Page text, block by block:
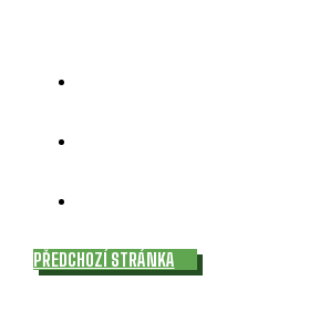
PŘEDCHOZÍ STRÁNKA